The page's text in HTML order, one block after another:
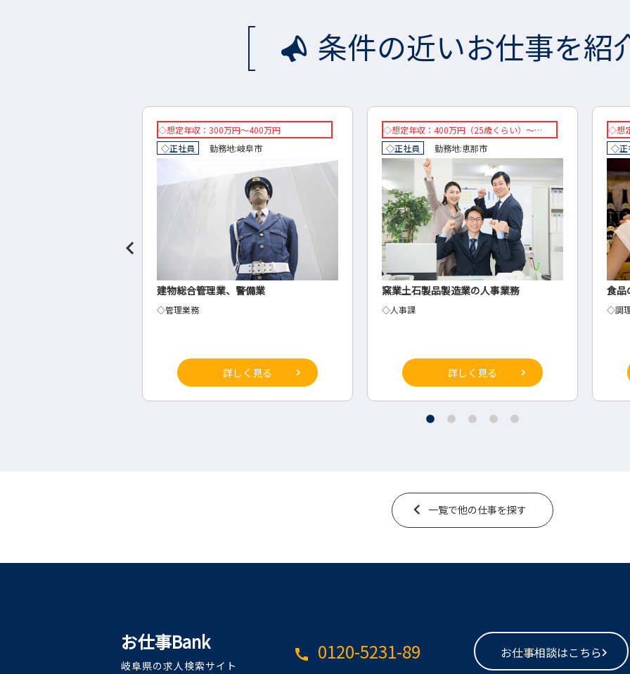
条件の近いお仕事を紹
◇想定年収：400万円（25歳くらい）～…
◇正社員
勤務地:恵那市
窯業土石製品製造業の人事業務
◇人事課
詳しく見る
◇想定年収：400万円～600万円
◇正社員
勤務地:東京都
食品の調理開発
◇調理開発
詳しく見る
想定
正社
メー
樹脂
一覧で他の仕事を探す
お仕事Bank
岐阜県の求人検索サイト
call 0120-5231-89 お仕事相談はこちら